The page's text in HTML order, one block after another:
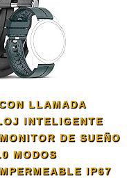
LLAMADA
INTELIGENTE
DE SUEÑO
MODOS
IP67